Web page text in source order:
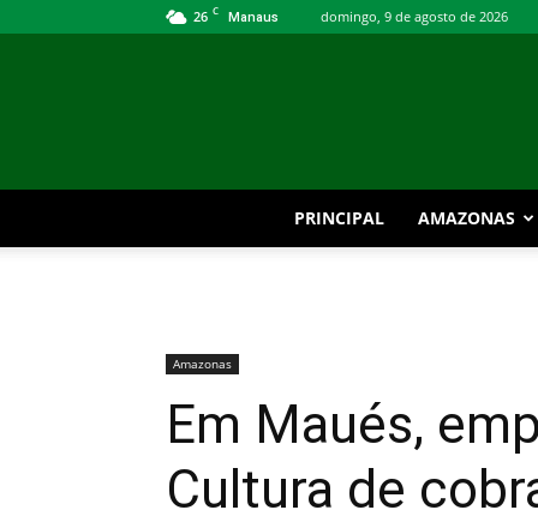
26 C Manaus domingo, 9 de agosto de 2026
PRINCIPAL AMAZONAS
Amazonas
Em Maués,
Cultura de